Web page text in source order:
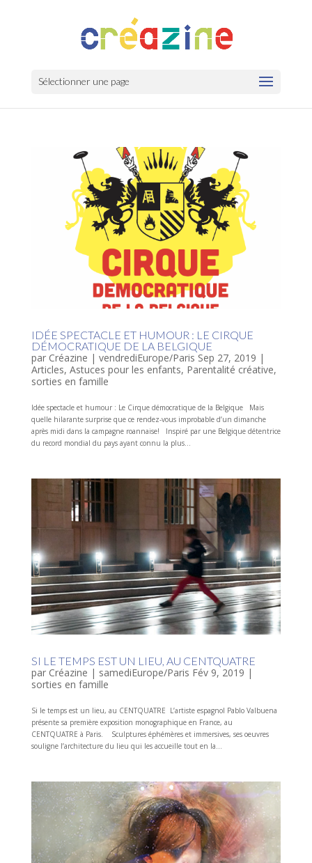
Sélectionner une page
IDÉE SPECTACLE ET HUMOUR : LE CIRQUE
DÉMOCRATIQUE DE LA BELGIQUE
par Créazine | vendrediEurope/Paris Sep 27, 2019 |
Articles, Astuces pour les enfants, Parentalité créative,
sorties en famille
Idée spectacle et humour : Le Cirque démocratique de la Belgique Mais
quelle hilarante surprise que ce rendez-vous improbable d’un dimanche
après midi dans la campagne roannaise! Inspiré par une Belgique détentrice
du record mondial du pays ayant connu la plus...
SI LE TEMPS EST UN LIEU, AU CENTQUATRE
par Créazine | samediEurope/Paris Fév 9, 2019 |
sorties en famille
Si le temps est un lieu, au CENTQUATRE L’artiste espagnol Pablo Valbuena
présente sa première exposition monographique en France, au
CENTQUATRE à Paris. Sculptures éphémères et immersives, ses oeuvres
souligne l’architecture du lieu qui les accueille tout en la...